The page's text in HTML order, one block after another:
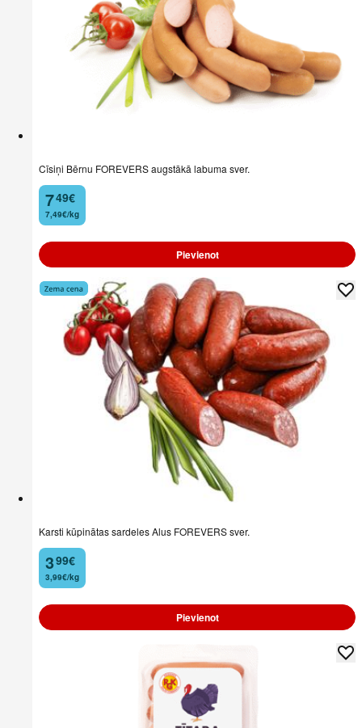
Cīsiņi Bērnu FOREVERS augstākā labuma sver.
7
. 49€
7,49€/kg
Pievienot
Karsti kūpinātas sardeles Alus FOREVERS sver.
3
. 99€
3,99€/kg
Pievienot